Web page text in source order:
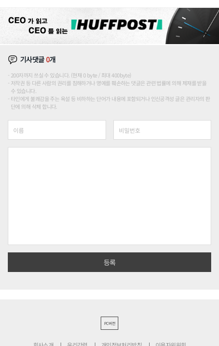
기사댓글0개
200자까지 쓰실 수 있습니다. (현재 0 byte / 최대 400byte)
저작권 등 다른 사람의 권리를 침해하거나 명예를 훼손하는 댓글은 관련 법률에 의해 제재를 받을
수 있습니다.
타인에게 불쾌감을 주는 욕설 등 비하하는 단어가 내용에 포함되거나 인신공격성 글은 관리자의 판
단에 의해 삭제 합니다.
PC버전